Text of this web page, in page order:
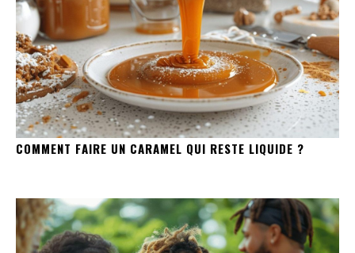
COMMENT FAIRE UN CARAMEL QUI RESTE LIQUIDE ?